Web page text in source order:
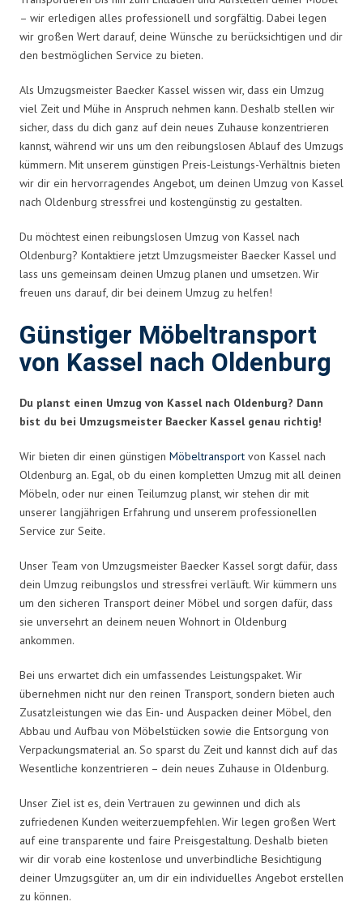
– wir erledigen alles professionell und sorgfältig. Dabei legen
wir großen Wert darauf, deine Wünsche zu berücksichtigen und dir
den bestmöglichen Service zu bieten.
Als Umzugsmeister Baecker Kassel wissen wir, dass ein Umzug
viel Zeit und Mühe in Anspruch nehmen kann. Deshalb stellen wir
sicher, dass du dich ganz auf dein neues Zuhause konzentrieren
kannst, während wir uns um den reibungslosen Ablauf des Umzugs
kümmern. Mit unserem günstigen Preis-Leistungs-Verhältnis bieten
wir dir ein hervorragendes Angebot, um deinen Umzug von Kassel
nach Oldenburg stressfrei und kostengünstig zu gestalten.
Du möchtest einen reibungslosen Umzug von Kassel nach
Oldenburg? Kontaktiere jetzt Umzugsmeister Baecker Kassel und
lass uns gemeinsam deinen Umzug planen und umsetzen. Wir
freuen uns darauf, dir bei deinem Umzug zu helfen!
Günstiger Möbeltransport
von Kassel nach Oldenburg
Du planst einen Umzug von Kassel nach Oldenburg? Dann
bist du bei Umzugsmeister Baecker Kassel genau richtig!
Wir bieten dir einen günstigen Möbeltransport von Kassel nach
Oldenburg an. Egal, ob du einen kompletten Umzug mit all deinen
Möbeln, oder nur einen Teilumzug planst, wir stehen dir mit
unserer langjährigen Erfahrung und unserem professionellen
Service zur Seite.
Unser Team von Umzugsmeister Baecker Kassel sorgt dafür, dass
dein Umzug reibungslos und stressfrei verläuft. Wir kümmern uns
um den sicheren Transport deiner Möbel und sorgen dafür, dass
sie unversehrt an deinem neuen Wohnort in Oldenburg
ankommen.
Bei uns erwartet dich ein umfassendes Leistungspaket. Wir
übernehmen nicht nur den reinen Transport, sondern bieten auch
Zusatzleistungen wie das Ein- und Auspacken deiner Möbel, den
Abbau und Aufbau von Möbelstücken sowie die Entsorgung von
Verpackungsmaterial an. So sparst du Zeit und kannst dich auf das
Wesentliche konzentrieren – dein neues Zuhause in Oldenburg.
Unser Ziel ist es, dein Vertrauen zu gewinnen und dich als
zufriedenen Kunden weiterzuempfehlen. Wir legen großen Wert
auf eine transparente und faire Preisgestaltung. Deshalb bieten
wir dir vorab eine kostenlose und unverbindliche Besichtigung
deiner Umzugsgüter an, um dir ein individuelles Angebot erstellen
zu können.